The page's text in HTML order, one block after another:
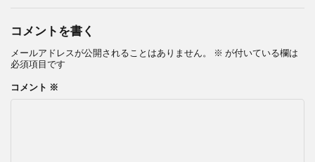
コメントを書く
メールアドレスが公開されることはありません。 ※ が付いている欄は
必須項目です
コメント ※